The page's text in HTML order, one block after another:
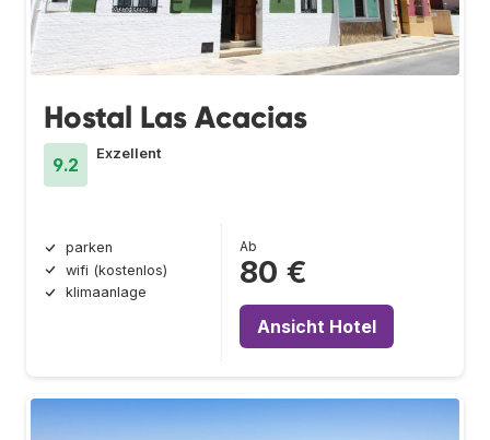
Hostal Las Acacias
9.2
Exzellent
parken
wifi (kostenlos)
klimaanlage
Ab
80 €
Ansicht Hotel